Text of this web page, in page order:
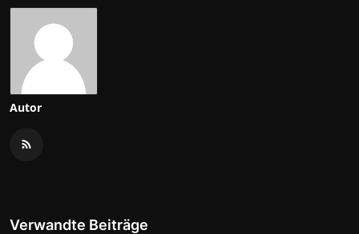
Autor
Verwandte Beiträge